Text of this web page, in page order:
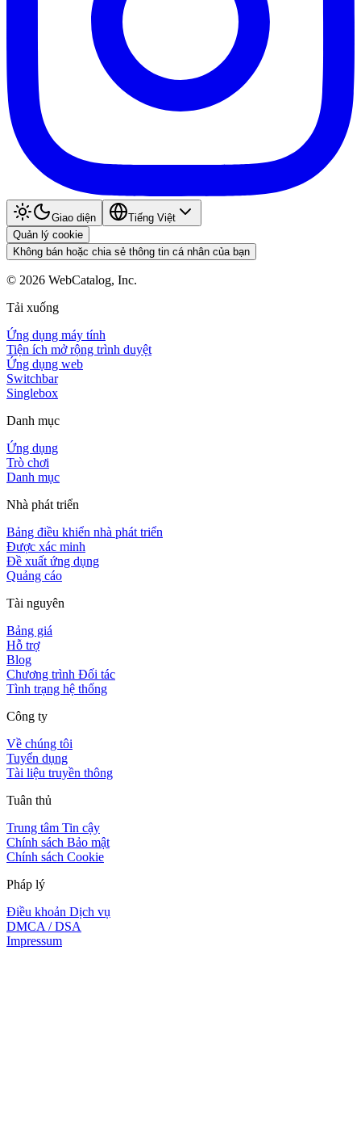
Giao diện
Tiếng Việt
Quản lý cookie
Không bán hoặc chia sẻ thông tin cá nhân của bạn
© 2026 WebCatalog, Inc.
Tải xuống
Ứng dụng máy tính
Tiện ích mở rộng trình duyệt
Ứng dụng web
Switchbar
Singlebox
Danh mục
Ứng dụng
Trò chơi
Danh mục
Nhà phát triển
Bảng điều khiển nhà phát triển
Được xác minh
Đề xuất ứng dụng
Quảng cáo
Tài nguyên
Bảng giá
Hỗ trợ
Blog
Chương trình Đối tác
Tình trạng hệ thống
Công ty
Về chúng tôi
Tuyển dụng
Tài liệu truyền thông
Tuân thủ
Trung tâm Tin cậy
Chính sách Bảo mật
Chính sách Cookie
Pháp lý
Điều khoản Dịch vụ
DMCA / DSA
Impressum